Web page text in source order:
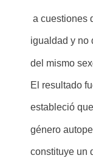
a cuestiones
igualdad y no
del mismo
El resultado
estableció
género
constituye un